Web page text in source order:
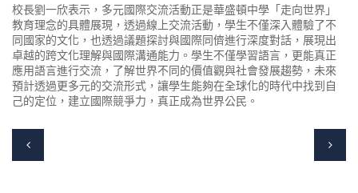
校長劉一欣表示，多元國際交流活動正是華盛頓中學「走向世界」
教育理念的具體展現，透過線上交流活動，學生不僅深入體驗了不
同國家的文化，也透過議題探討與國際同儕進行深度對話，展現出
卓越的跨文化理解與國際溝通能力。學生不僅學習語言，更能真正
應用語言進行交流，了解世界不同的價值觀與社會發展趨勢，未來
預計透過更多元的交流形式，讓學生能夠在全球化的時代中找到自
己的定位，建立國際競爭力，真正成為世界公民。